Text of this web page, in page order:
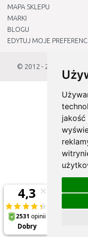
jakość
MAPA SKLEPU
MARKI
BLOGU
EDYTUJ MOJE
© 2012 - 2026